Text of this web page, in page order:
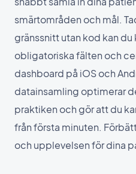
smärtområden och mål.
gränssnitt utan kod kan
obligatoriska fälten och
dashboard på iOS och
datainsamling optimerar
praktiken och gör att du
från första minuten.
och upplevelsen för dina